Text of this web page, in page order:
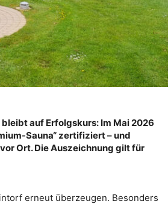
auf Erfolgskurs: Im Mai 2026
Sauna“ zertifiziert – und
Ort. Die Auszeichnung gilt für
erneut überzeugen. Besonders